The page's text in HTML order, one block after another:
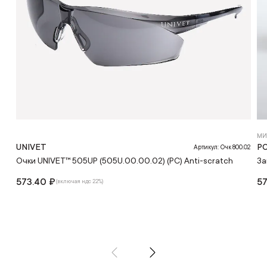
UNIVET Артикул: Очк 800.02
Очки UNIVET™ 505UP (505U.00.00.02) (РС) Anti-scratch
573.40 ₽(включая ндс 22%)